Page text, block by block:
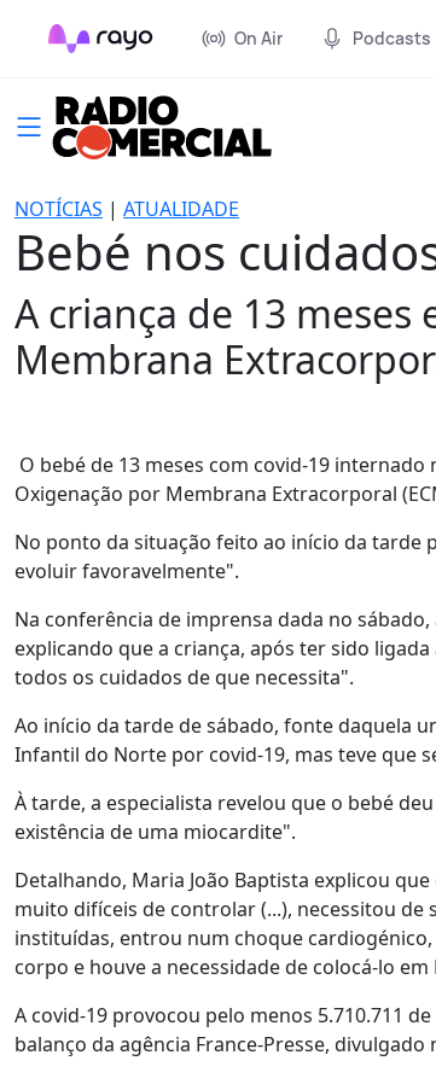
On Air Podcasts
NOTÍCIAS | ATUALIDADE
Bebé nos
A criança de 13
Membrana
O bebé de 13 meses com covid-19
Oxigenação por Membrana Extracorporal
No ponto da situação feito ao início da tarde
evoluir favoravelmente".
Na conferência de imprensa dada no
explicando que a criança, após ter sido
todos os cuidados de que necessita".
Ao início da tarde de sábado, fonte daquela
Infantil do Norte por covid-19, mas teve que
À tarde, a especialista revelou que o bebé
existência de uma miocardite".
Detalhando, Maria João Baptista explicou
muito difíceis de controlar (...), necessitou
instituídas, entrou num choque
corpo e houve a necessidade de colocá-lo em
A covid-19 provocou pelo menos 5.710.711
balanço da agência France-Presse, divulgado